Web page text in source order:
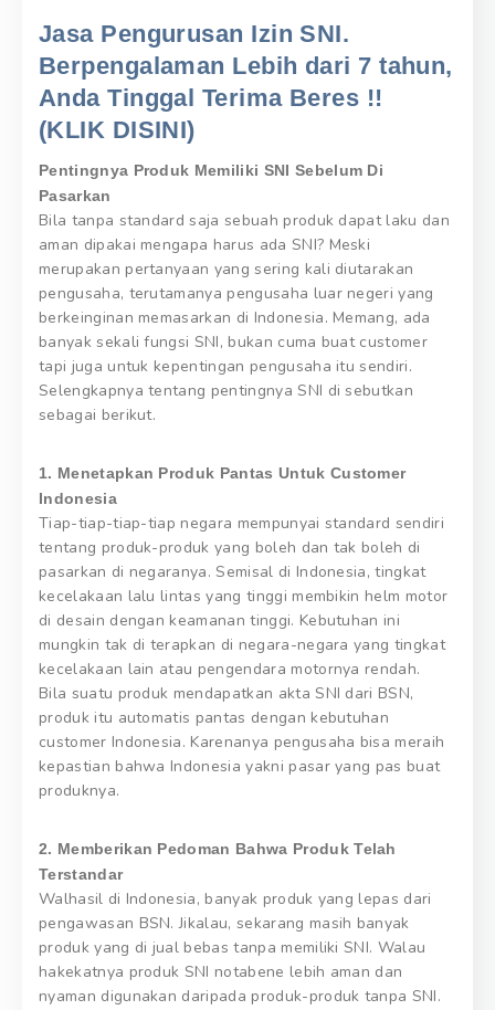
Jasa Pengurusan Izin SNI.
Berpengalaman Lebih dari 7 tahun,
Anda Tinggal Terima Beres !!
(KLIK DISINI)
Pentingnya Produk Memiliki SNI Sebelum Di
Pasarkan
Bila tanpa standard saja sebuah produk dapat laku dan
aman dipakai mengapa harus ada SNI? Meski
merupakan pertanyaan yang sering kali diutarakan
pengusaha, terutamanya pengusaha luar negeri yang
berkeinginan memasarkan di Indonesia. Memang, ada
banyak sekali fungsi SNI, bukan cuma buat customer
tapi juga untuk kepentingan pengusaha itu sendiri.
Selengkapnya tentang pentingnya SNI di sebutkan
sebagai berikut.
1. Menetapkan Produk Pantas Untuk Customer
Indonesia
Tiap-tiap-tiap-tiap negara mempunyai standard sendiri
tentang produk-produk yang boleh dan tak boleh di
pasarkan di negaranya. Semisal di Indonesia, tingkat
kecelakaan lalu lintas yang tinggi membikin helm motor
di desain dengan keamanan tinggi. Kebutuhan ini
mungkin tak di terapkan di negara-negara yang tingkat
kecelakaan lain atau pengendara motornya rendah.
Bila suatu produk mendapatkan akta SNI dari BSN,
produk itu automatis pantas dengan kebutuhan
customer Indonesia. Karenanya pengusaha bisa meraih
kepastian bahwa Indonesia yakni pasar yang pas buat
produknya.
2. Memberikan Pedoman Bahwa Produk Telah
Terstandar
Walhasil di Indonesia, banyak produk yang lepas dari
pengawasan BSN. Jikalau, sekarang masih banyak
produk yang di jual bebas tanpa memiliki SNI. Walau
hakekatnya produk SNI notabene lebih aman dan
nyaman digunakan daripada produk-produk tanpa SNI.